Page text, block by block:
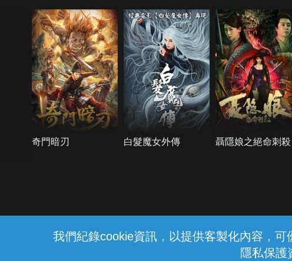
我們紀錄cookie資訊，以提供客製化內容，
隱私保護
奇門暗刃 白髮魔女外傳 聶隱娘之絕命刺殺
中華